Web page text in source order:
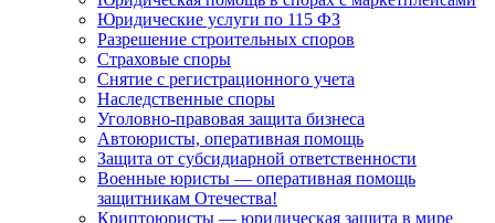
Юридические услуги по 115 ФЗ
Разрешение строительных споров
Страховые споры
Снятие с регистрационного учета
Наследственные споры
Уголовно-правовая защита бизнеса
Автоюристы, оперативная помощь
Защита от субсидиарной ответственности
Военные юристы — оперативная помощь
защитникам Отечества!
Криптоюристы — юридическая защита в мире